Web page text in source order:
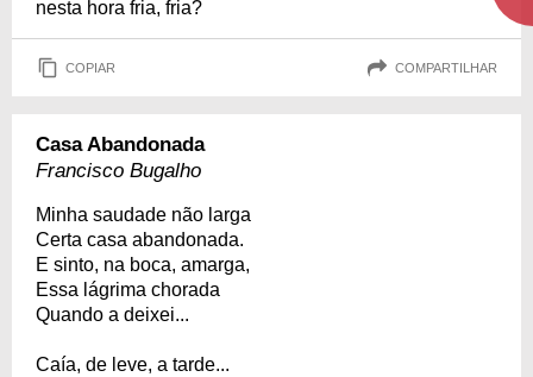
nesta hora fria, fria?
COPIAR COMPARTILHAR
Casa Abandonada
Francisco Bugalho
Minha saudade não larga
Certa casa abandonada.
E sinto, na boca, amarga,
Essa lágrima chorada
Quando a deixei...
Caía, de leve, a tarde...